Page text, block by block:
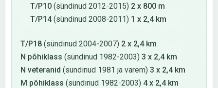
T/P10 (sündinud 2012-2015) 2 x 800 m
T/P14(sündinud 2008-2011) 1 x 2,4 km
T/P18 (sündinud 2004-2007) 2 x 2,4 km
N põhiklass (sündinud 1982-2003) 3 x 2,4 km
N veteranid (sündinud 1981 ja varem) 3 x 2,4 km
M põhiklass (sündinud 1982-2003) 4 x 2,4 km